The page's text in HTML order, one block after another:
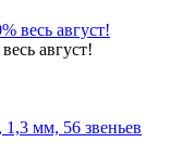
август!
мм, 56 звеньев